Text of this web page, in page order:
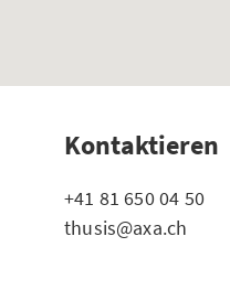
Kontaktieren
+41 81 650 04 50
thusis@axa.ch